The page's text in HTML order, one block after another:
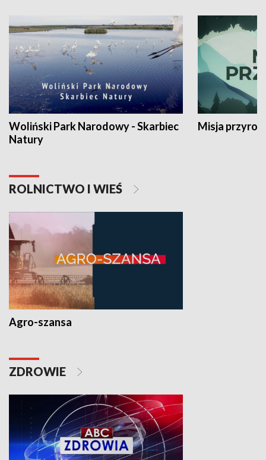
Woliński Park Narodowy - Skarbiec
Natury
Misja
ROLNICTWO I WIEŚ
Agro-szansa
ZDROWIE